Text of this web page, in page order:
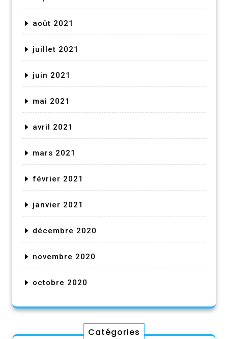
août 2021
juillet 2021
juin 2021
mai 2021
avril 2021
mars 2021
février 2021
janvier 2021
décembre 2020
novembre 2020
octobre 2020
Catégories